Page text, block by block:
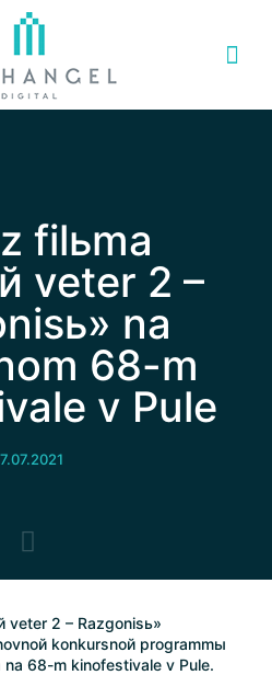
filьma
veter 2 –
na
68-m
v Pule
2 – Razgonisь»
konkursnoй programmы
68-m kinofestivale v Pule.